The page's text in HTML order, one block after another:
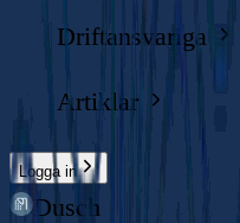
Driftansvariga
Artiklar
Logga in
Dusch